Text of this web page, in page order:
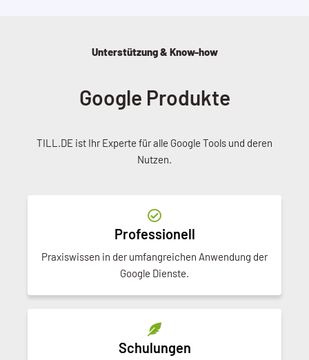
Unterstützung & Know-how
Google Produkte
TILL.DE ist Ihr Experte für alle Google Tools und deren
Nutzen.
Professionell
Praxiswissen in der umfangreichen Anwendung der
Google Dienste.
Schulungen